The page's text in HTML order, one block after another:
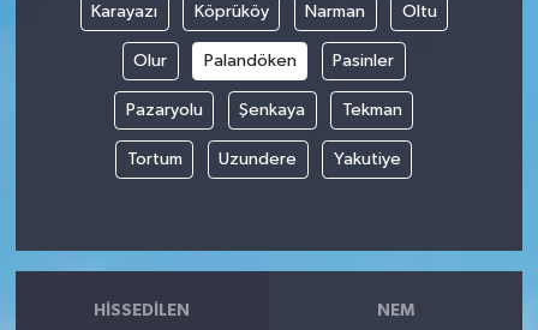
Karayazı Köprüköy Narman Oltu
Olur Palandöken Pasinler
Pazaryolu Şenkaya Tekman
Tortum Uzundere Yakutiye
HISSEDILEN NEM